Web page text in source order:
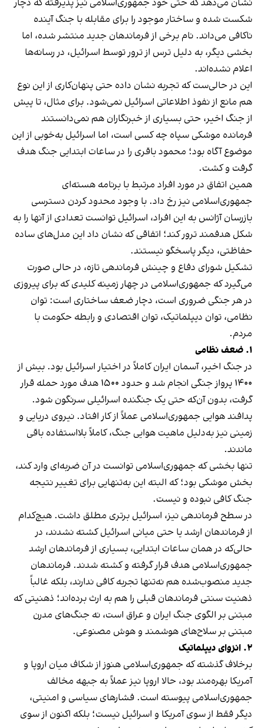
شکست شده و ساختار موجود را برای مقابله با جنگ آینده
ناکافی می‌داند. نام برخی از فرماندهان جدید منتشر شده، اما
بخشی دیگر، به دلیل ترس از ترور توسط اسرائیل، در رسانه‌ها
اعلام نشده‌اند.
این در حالی‌ست که تجربه نشان داده حتی پنهان‌کاری از این نوع
هم مانع از نفوذ اطلاعاتی اسرائیل نمی‌شود. برای مثال، تا پیش
از جنگ اخیر، حتی بسیاری از خبرنگاران هم نمی‌دانستند
فرمانده موشکی سپاه چه کسی است، اما اسرائیل به‌خوبی از این
موضوع آگاه بود؛ محمود باقری را در ساعات ابتدایی جنگ هدف
گرفت و کشت.
همین اتفاق در مورد افراد مرتبط با برنامه هسته‌ای
جمهوری‌اسلامی نیز رخ داد. با وجود محدود کردن دسترسی
بازرسان آژانس به این افراد، اسرائیل توانست تعدادی از آنها را به
شکل هدفمند ترور کند؛ اتفاقی که نشان داد این مدل‌های ساده‌
حفاظتی، دیگر پاسخگو نیستند.
تشکیل شورای دفاع و چینش فرماندهی تازه، در حالی صورت
می‌گیرد که جمهوری‌اسلامی در چهار زمینه‌ کلیدی که برای پیروزی
در هر جنگی ضروری است، دچار ضعف ساختاری است: توان
نظامی، توان دیپلماتیک، توان اقتصادی و رابطه‌ حکومت با
مردم.
۱. ضعف نظامی
در جنگ اخیر، آسمان ایران کاملاً در اختیار اسرائیل بود. بیش از
۱۴۰۰ پرواز جنگی انجام شد و حدود ۱۵۰۰ هدف مورد حمله قرار
گرفت، بدون آن‌که حتی یک جنگنده‌ اسرائیلی سرنگون شود.
پدافند هوایی جمهوری‌اسلامی عملاً از کار افتاد. نیروی دریایی و
زمینی نیز به‌دلیل ماهیت هوایی جنگ، کاملاً بلااستفاده باقی
ماندند.
تنها بخشی که جمهوری‌اسلامی توانست در آن ضربه‌ای وارد کند،
بخش موشکی بود؛ که البته این به‌تنهایی برای تغییر نتیجه‌
جنگ کافی نبوده و نیست.
در سطح فرماندهی نیز، اسرائیل برتری مطلق داشت. هیچ‌کدام
از فرماندهان ارشد یا حتی میانی اسرائیل کشته نشدند، در
حالی‌که در همان ساعات ابتدایی، بسیاری از فرماندهان ارشد
جمهوری‌اسلامی هدف قرار گرفته و کشته شدند. فرماندهان
جدید منصوب‌شده هم نه‌تنها تجربه کافی ندارند، بلکه غالباً
ذهنیت سنتی فرماندهان قبلی را هم به ارث برده‌اند؛ ذهنیتی که
مبتنی بر الگوی جنگ ایران و عراق است، نه جنگ‌های مدرن
مبتنی بر سلاح‌های هوشمند و هوش مصنوعی.
۲. انزوای دیپلماتیک
برخلاف گذشته که جمهوری‌اسلامی هنوز از شکاف میان اروپا و
آمریکا بهره‌مند بود، حالا اروپا نیز عملاً به جبهه‌ مخالف
جمهوری‌اسلامی پیوسته است. فشارهای سیاسی و امنیتی،
دیگر فقط از سوی آمریکا و اسرائیل نیست؛ بلکه اکنون از سوی